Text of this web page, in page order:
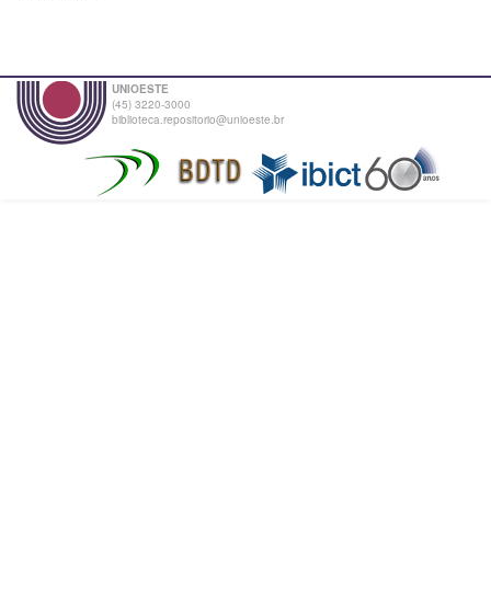
UNIOESTE
(45) 3220-3000
biblioteca.repositorio@unioeste.br